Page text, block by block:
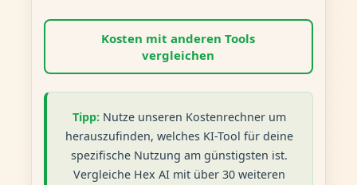
Kosten mit anderen Tools
vergleichen
Tipp: Nutze unseren Kostenrechner um
herauszufinden, welches KI-Tool für deine
spezifische Nutzung am günstigsten ist.
Vergleiche Hex AI mit über 30 weiteren